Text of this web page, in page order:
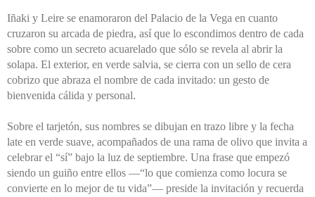
Iñaki y Leire se enamoraron del Palacio de la Vega en cuanto
cruzaron su arcada de piedra, así que lo escondimos dentro de cada
sobre como un secreto acuarelado que sólo se revela al abrir la
solapa. El exterior, en verde salvia, se cierra con un sello de cera
cobrizo que abraza el nombre de cada invitado: un gesto de
bienvenida cálida y personal.
Sobre el tarjetón, sus nombres se dibujan en trazo libre y la fecha
late en verde suave, acompañados de una rama de olivo que invita a
celebrar el “sí” bajo la luz de septiembre. Una frase que empezó
siendo un guiño entre ellos —“lo que comienza como locura se
convierte en lo mejor de tu vida”— preside la invitación y recuerda